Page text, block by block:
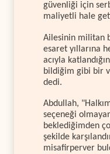
güvenliği için
maliyetli hale
Ailesinin militan
esaret yıllarına
acıyla
bildiğim gibi bir
dedi.
Abdullah,
seçeneği
beklediğimden
şekilde
misafirperver